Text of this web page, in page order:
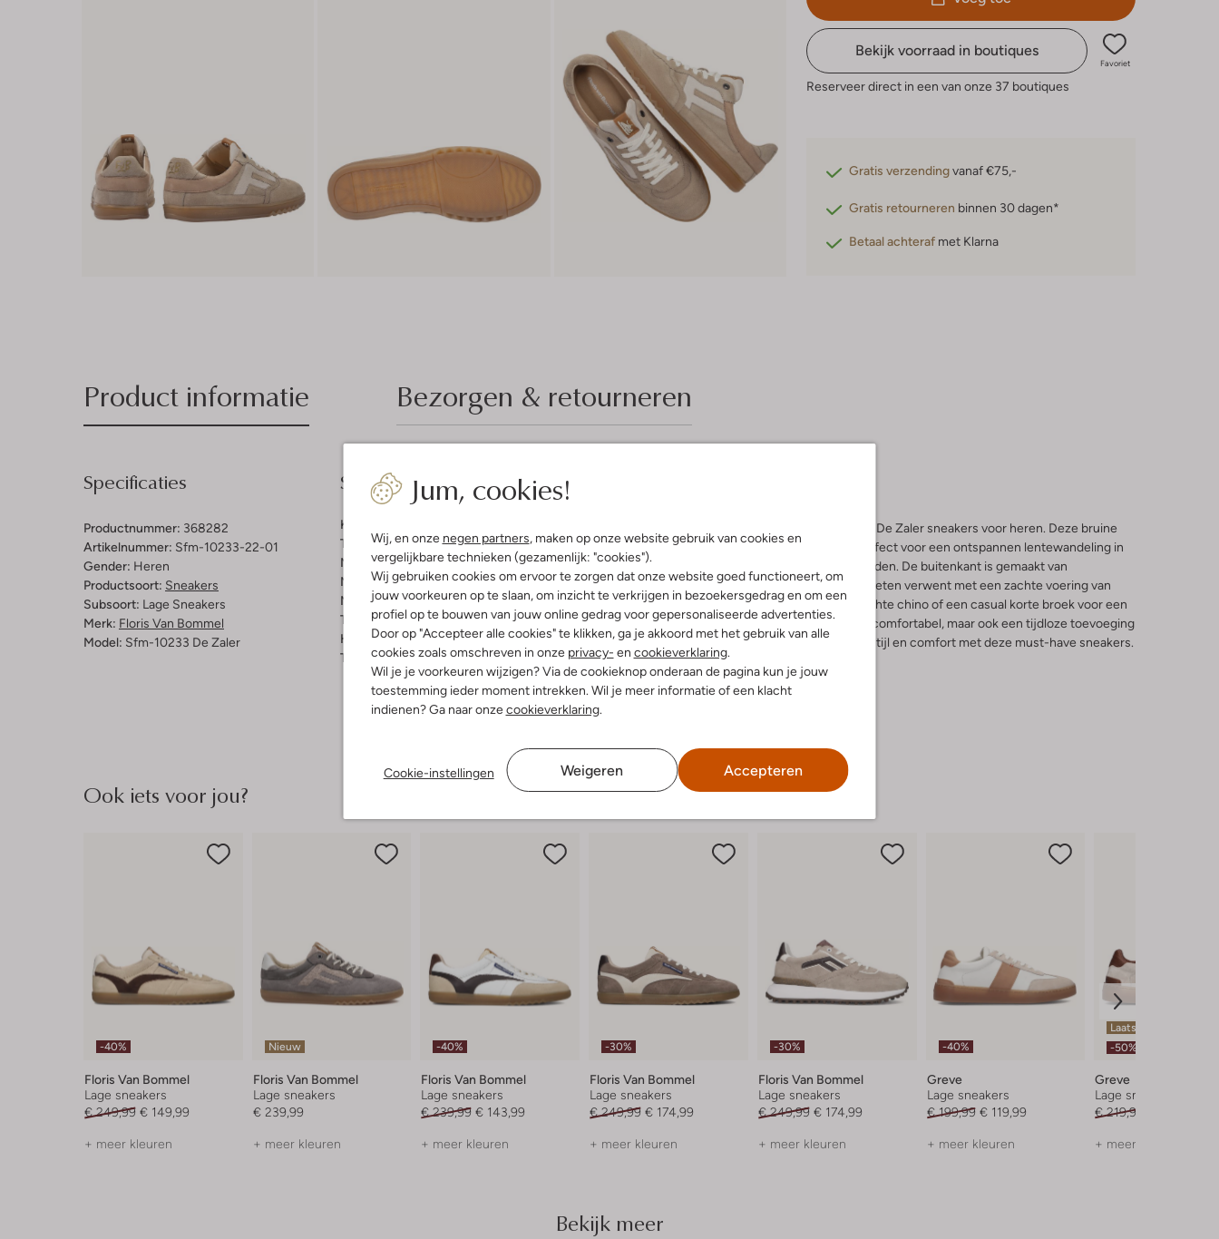
Jum, cookies!
Wij, en onze negen partners, maken op onze website gebruik van cookies en
vergelijkbare technieken (gezamenlijk: "cookies").
Wij gebruiken cookies om ervoor te zorgen dat onze website goed functioneert, om
jouw voorkeuren op te slaan, om inzicht te verkrijgen in bezoekersgedrag en om een
profiel op te bouwen van jouw online gedrag voor gepersonaliseerde advertenties.
Door op "Accepteer alle cookies" te klikken, ga je akkoord met het gebruik van alle
cookies zoals omschreven in onze privacy- en cookieverklaring.
Wil je je voorkeuren wijzigen? Via de cookieknop onderaan de pagina kun je jouw
toestemming ieder moment intrekken. Wil je meer informatie of een klacht
indienen? Ga naar onzecookieverklaring.
Cookie-instellingen Weigeren Accepteren
Bekijk voorraad in boutiques
Favoriet
Reserveer direct in een van onze 37 boutiques
Gratis verzendingvanaf €75,-
Gratis retourneren binnen 30 dagen*
Betaal achteraf met Klarna
Product informatie Bezorgen & retourneren
Specificaties
Productnummer: 368282
Artikelnummer: Sfm-10233-22-01
Gender: Heren
Productsoort: Sneakers
Subsoort: Lage Sneakers
Merk: Floris Van Bommel
Model: Sfm-10233 De Zaler
Samenstelling & Pasvorm
Kleur:
Trends: Retro Revival
Materiaal buitenkant:Suède
Materiaal binnenkant:Leer, Textiel
Materiaal zool:Rubber
Type sluiting:Veter
Hakvorm: Plateauzool
Type neus:Ronde Neus
Ontdek de veelzijdigheid van de SFM-10233 De Zaler sneakers voor heren. Deze bruine
lage sneakers van Floris van Bommel zijn perfect voor een ontspannen lentewandeling in
het park of een zomerse barbecue met vrienden. De buitenkant is gemaakt van
hoogwaardig leer, terwijl de binnenkant je voeten verwent met een zachte voering van
textiel. Combineer ze moeiteloos met een lichte chino of een casual korte broek voor een
stijlvolle look. Deze sneakers zijn niet alleen comfortabel, maar ook een tijdloze toevoeging
aan je garderobe. Geniet van het seizoen in stijl en comfort met deze must-have sneakers.
Ook iets voor jou?
-40%
Floris Van Bommel
Lage sneakers
€ 249,99 € 149,99
+ meer kleuren
Nieuw
Floris Van Bommel
Lage sneakers
€ 239,99
+ meer kleuren
-40%
Floris Van Bommel
Lage sneakers
€ 239,99 € 143,99
+ meer kleuren
-30%
Floris Van Bommel
Lage sneakers
€ 249,99 € 174,99
+ meer kleuren
-30%
Floris Van Bommel
Lage sneakers
€ 249,99 € 174,99
+ meer kleuren
-40%
Greve
Lage sneakers
€ 199,99 € 119,99
+ meer kleuren
Laatste item
-50%
Greve
Lage sneakers
€ 219,99
+ meer kleuren
Bekijk meer